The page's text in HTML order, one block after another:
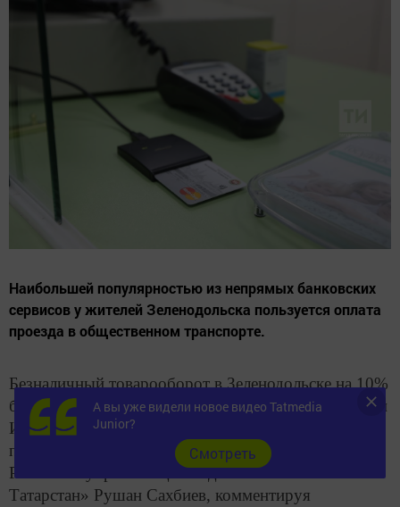
Наибольшей популярностью из непрямых банковских
сервисов у жителей Зеленодольска пользуется оплата
проезда в общественном транспорте.
Безналичный товарооборот в Зеленодольске на 10%
больше, чем в других городах республики. Об этом
ИА «Татар-информ» рассказал заместитель
председателя Волго-Вятского банка Сбербанка
России — управляющий отделением «Банк
Татарстан» Рушан Сахбиев, комментируя
А вы уже видели новое видео Tatmedia
Junior?
Cмотреть